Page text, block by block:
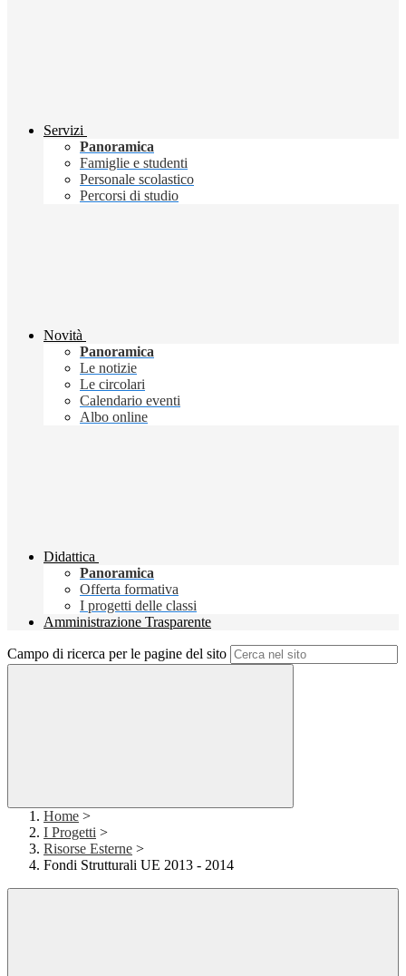
Servizi
Panoramica
Famiglie e studenti
Personale scolastico
Percorsi di studio
Novità
Panoramica
Le notizie
Le circolari
Calendario eventi
Albo online
Didattica
Panoramica
Offerta formativa
I progetti delle classi
Amministrazione Trasparente
Campo di ricerca per le pagine del sito
Home >
I Progetti >
Risorse Esterne >
Fondi Strutturali UE 2013 - 2014